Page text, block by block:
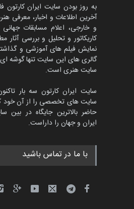
پنجمین
کارتون CARTUNION ، …
مهلت 3 ماه دیگر
مسابقۀ
کاریکاتور
مهلت
مهلت
به روز بودن سایت ایران کارتون
آخرین اطلاعات و اخبار، معرفی
و خارجی، اعلام مسابقات
کاریکاتور و تحلیل و بررسی آثار
نمایش فیلم های آموزشی و
گالری های این سایت تنها گوشه
سایت هنری است.
سایت ایران کارتون سه بار
سایت های تخصصی را از آن خود
حاضر بالاترین جایگاه در
ایران و جهان را داراست.
با ما در تماس باشید